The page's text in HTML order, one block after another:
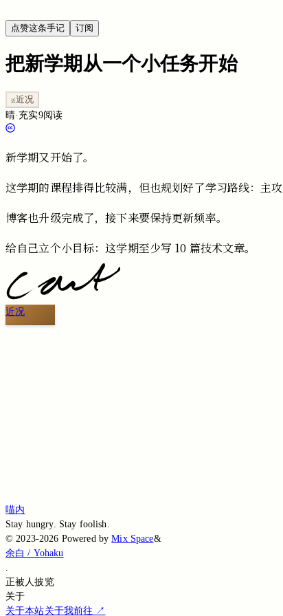
点赞这条手记 订阅
把新学期从一个小任务开始
近近况
晴· 充实9阅读
新学期又开始了。
这学期的课程排得比较满，但也规划好了学习路线：主攻
博客也升级完成了，接下来要保持更新频率。
给自己立个小目标：这学期至少写 10 篇技术文章。
近况
喵内
Stay hungry. Stay foolish.
© 2023-2026 Powered by Mix Space&
余白 / Yohaku
正被 人披览
关于
关于本站关于我前往 ↗